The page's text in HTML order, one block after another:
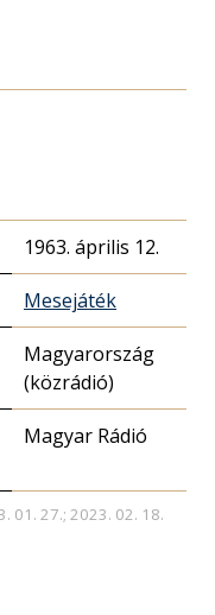
1963. április 12.
Mesejáték
Magyarország
(közrádió)
Magyar Rádió
01. 27.; 2023. 02. 18.